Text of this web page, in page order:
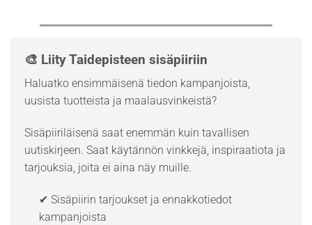
🎨 Liity Taidepisteen sisäpiiriin
Haluatko ensimmäisenä tiedon kampanjoista,
uusista tuotteista ja maalausvinkeistä?
Sisäpiiriläisenä saat enemmän kuin tavallisen
uutiskirjeen. Saat käytännön vinkkejä, inspiraatiota ja
tarjouksia, joita ei aina näy muille.
✔ Sisäpiirin tarjoukset ja ennakkotiedot
kampanjoista